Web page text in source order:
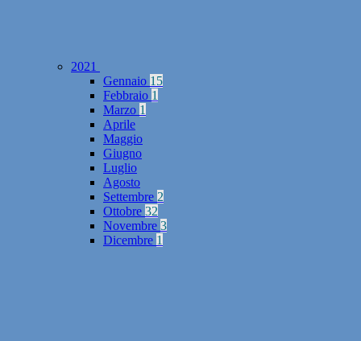
2021
Gennaio 15
Febbraio 1
Marzo 1
Aprile
Maggio
Giugno
Luglio
Agosto
Settembre 2
Ottobre 32
Novembre 3
Dicembre 1